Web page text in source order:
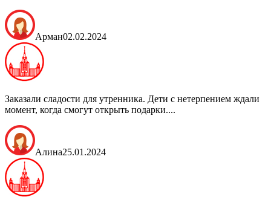
Арман02.02.2024
Заказали сладости для утренника. Дети с нетерпением ждали
момент, когда смогут открыть подарки....
Алина25.01.2024